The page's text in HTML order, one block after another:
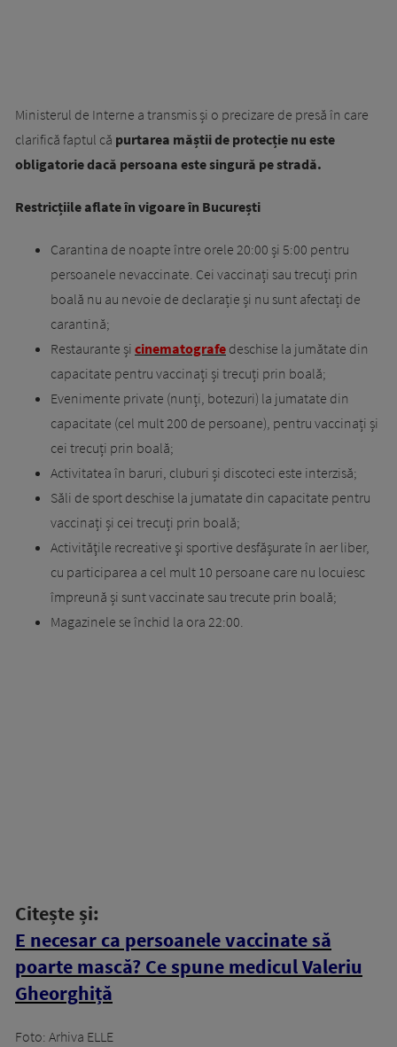
Ministerul de Interne a transmis și o precizare de presă în care
clarifică faptul că purtarea măștii de protecție nu este
obligatorie dacă persoana este singură pe stradă.
Restricțiile aflate în vigoare în București
Carantina de noapte între orele 20:00 și 5:00 pentru
persoanele nevaccinate. Cei vaccinați sau trecuți prin
boală nu au nevoie de declarație și nu sunt afectați de
carantină;
Restaurante și cinematografe deschise la jumătate din
capacitate pentru vaccinați și trecuți prin boală;
Evenimente private (nunți, botezuri) la jumatate din
capacitate (cel mult 200 de persoane), pentru vaccinați și
cei trecuți prin boală;
Activitatea în baruri, cluburi și discoteci este interzisă;
Săli de sport deschise la jumatate din capacitate pentru
vaccinați și cei trecuți prin boală;
Activităţile recreative şi sportive desfăşurate în aer liber,
cu participarea a cel mult 10 persoane care nu locuiesc
împreună și sunt vaccinate sau trecute prin boală;
Magazinele se închid la ora 22:00.
Citește și:
E necesar ca persoanele vaccinate să
poarte mască? Ce spune medicul Valeriu
Gheorghiță
Foto: Arhiva ELLE